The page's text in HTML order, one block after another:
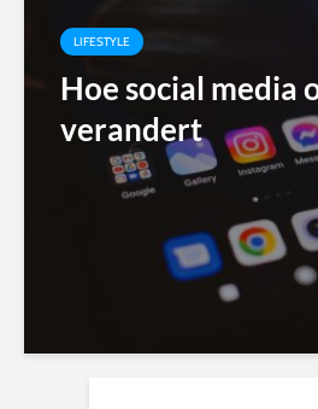
LIFESTYLE
Hoe social media
verandert